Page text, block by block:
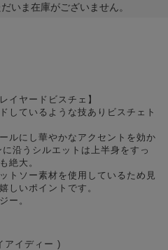
いま在庫がございません。
イヤードビスチェ】
しているような技ありビスチェト
ルにし華やかなアクセントを効か
沿うシルエットは上半身をすっ
絶大。
トソー素材を使用しているため見
しいポイントです。
ー。
アイディー )